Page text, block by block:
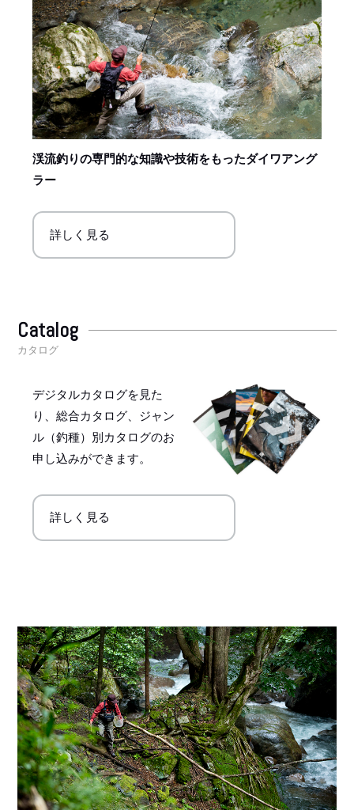
渓流釣りの専門的な知識や技術をもったダイワアング
ラー
詳しく見る
Catalog
カタログ
デジタルカタログを見た
り、総合カタログ、ジャン
ル（釣種）別カタログのお
申し込みができます。
詳しく見る